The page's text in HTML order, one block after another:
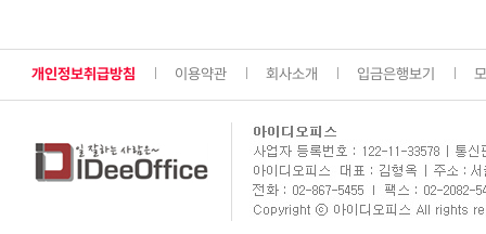
개인정보취급방침 이용약관 회사소개 입금은행보기